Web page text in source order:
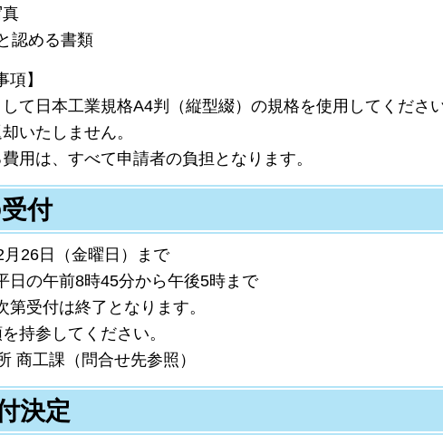
真
認める書類
】
して日本工業規格A4判（縦型綴）の規格を使用してくださ
いたしません。
用は、すべて申請者の負担となります。
付
26日（金曜日）
まで
午前8時45分から午後5時まで
付は終了となります。
持参してください。
商工課（問合せ先参照）
決定